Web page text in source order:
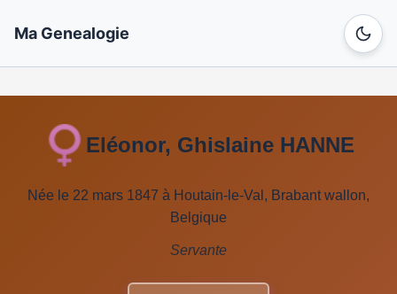
Ma Genealogie
Eléonor, Ghislaine HANNE
Née le 22 mars 1847 à Houtain-le-Val, Brabant wallon,
Belgique
Servante